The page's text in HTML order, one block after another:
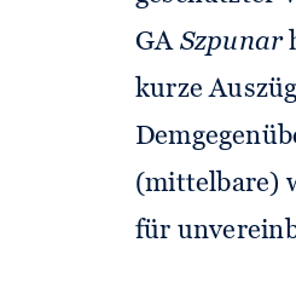
GA Szpunar
kurze
(mittelbare)
für